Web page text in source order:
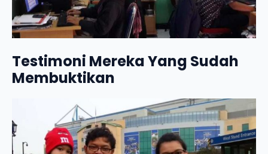
Testimoni Mereka Yang Sudah
Membuktikan